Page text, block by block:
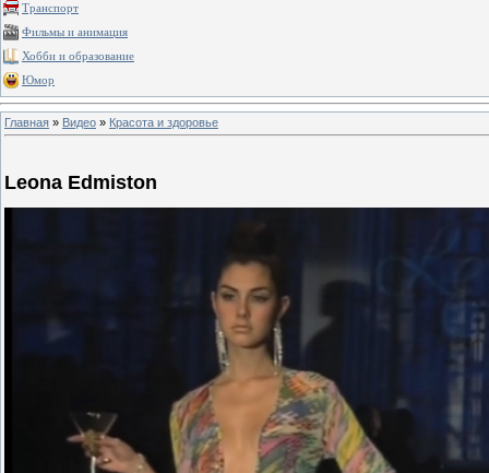
Транспорт
Фильмы и анимация
Хобби и образование
Юмор
Главная » Видео » Красота и здоровье
Leona Edmiston